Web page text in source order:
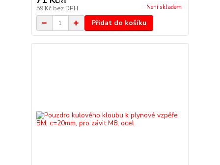
59 Kč bez DPH Není skladem
Přidat do košíku